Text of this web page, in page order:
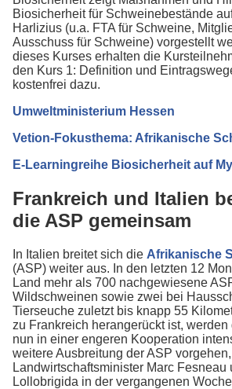
Biosicherheit für Schweinebestände
Harlizius (u.a. FTA für Schweine,
Ausschuss für Schweine) vorgestellt
dieses Kurses erhalten die
den Kurs 1: Definition und
kostenfrei dazu.
Umweltministerium Hessen
Vetion-Fokusthema: Afrikanische
E-Learningreihe Biosicherheit auf
Frankreich und Italien
die ASP gemeinsam
In Italien breitet sich die Afrikanische
(ASP) weiter aus. In den letzten 12
Land mehr als 700 nachgewiesene
Wildschweinen sowie zwei bei
Tierseuche zuletzt bis knapp 55
zu Frankreich herangerückt ist,
nun in einer engeren Kooperation
weitere Ausbreitung der ASP
Landwirtschaftsminister Marc Fesneau
Lollobrigida in der vergangenen